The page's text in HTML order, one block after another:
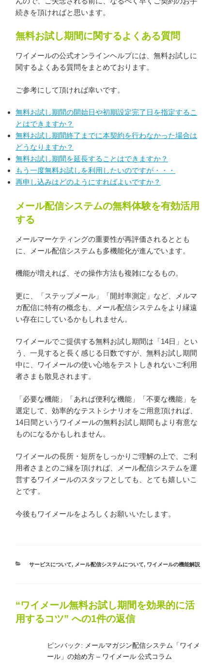
続きを頂ければと思います。
無料お試し期間に関するよくある質問
ワイメールの公式オンラインヘルプには、無料お試しに
関するよくある質問をまとめております。
ご参考にして頂ければ幸いです。
無料お試し期間の開始日や初期設定完了日を指定するこ
とはできますか？
無料お試し期間終了までに本契約を行わなかった場合は
どうなりますか？
無料お試し期間を延長することはできますか？
もう一度無料お試しを利用したいのですが・・・
再申し込みはどのようにすればよいですか？
メール配信システムの無料体験を有効活用
する
メールマーケティングの重要性が再評価されるととも
に、メール配信システムも多機能化が進んでいます。
機能が増えれば、その操作方法も複雑になるもの。
更に、「ステップメール」「開封率測定」など、メルマ
ガ配信に特有の概念も、メール配信システムをより縁遠
い存在にしているかもしれません。
ワイメールでご提供する無料お試し期間は「14日」とい
う、一見すると長く感じる日数ですが、無料お試し期間
中に、ワイメールの使い心地をテストしきれないご利用
者さまも散見されます。
「必要な機能」「あれば便利な機能」「不要な機能」を
選定して、効率的なテストシナリオをご用意頂ければ、
14日間というワイメールの無料お試し期間もより有意な
ものになるかもしれません。
ワイメールの長所・短所をしっかりご理解の上で、ご利
用者さまとのご縁を頂ければ、メール配信システムを運
営するワイメールのスタッフとしても、とても嬉しいこ
とです。
今後もワイメールをよろしくお願いいたします。
カ
サービスについて, メール配信システムについて, ワイメールの機能解説
“ワイメール無料お試し期間を効果的に活
用するコツ” への1件の返信
ピンバック: メールマガジン配信システム「ワイメ
ール」の始め方 – ワイメール 公式コラム